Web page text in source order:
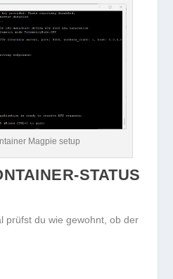
Magpie setup
STATUS
prüfst du wie gewohnt, ob der